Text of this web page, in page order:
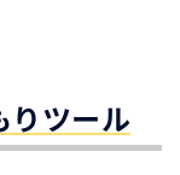
りツール